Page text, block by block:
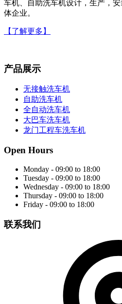
车机、自助洗车机设计，生产，
体企业。
【了解更多】
产品展示
无接触洗车机
自助洗车机
全自动洗车机
大巴车洗车机
龙门工程车洗车机
Open Hours
Monday - 09:00 to 18:00
Tuesday - 09:00 to 18:00
Wednesday - 09:00 to 18:00
Thursday - 09:00 to 18:00
Friday - 09:00 to 18:00
联系我们